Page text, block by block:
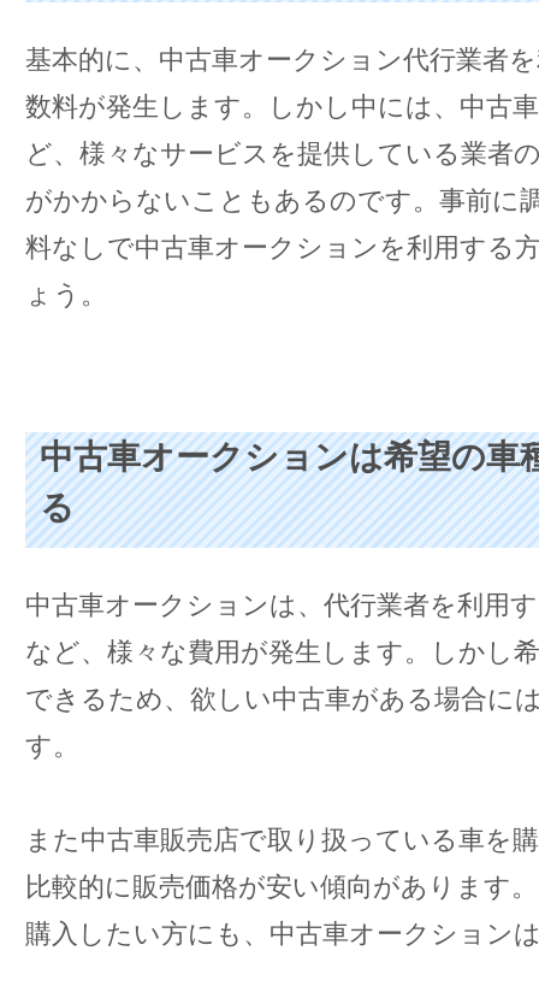
基本的に、中古車オークション代行業者
数料が発生します。しかし中には、中古
ど、様々なサービスを提供している業者
がかからないこともあるのです。事前に
料なしで中古車オークションを利用する
ょう。
中古車オークションは希望の車
る
中古車オークションは、代行業者を利用
など、様々な費用が発生します。しかし
できるため、欲しい中古車がある場合に
す。
また中古車販売店で取り扱っている車を
比較的に販売価格が安い傾向があります
購入したい方にも、中古車オークション